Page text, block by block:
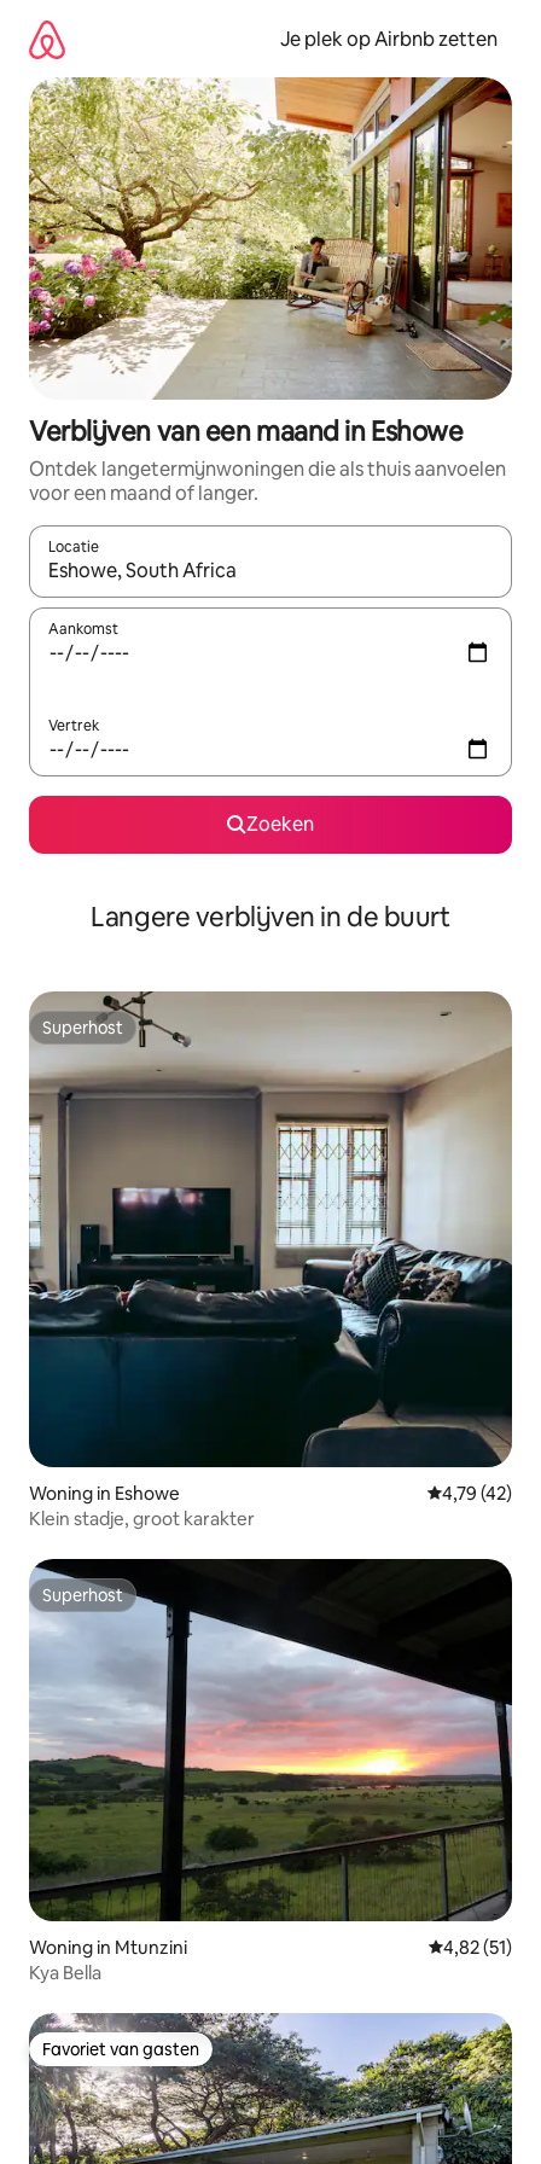
direct
naar
inhoud
Je plek op Airbnb zetten
Verblijven van een maand in Eshowe
Ontdek langetermijnwoningen die als thuis aanvoelen
voor een maand of langer.
Locatie
Wanneer er resultaten beschikbaar zijn, maak je een keuze
Aankomst
Vertrek
Zoeken
Langere verblijven in de buurt
Superhost
Superhost
Woning in Eshowe Gemiddelde
4,79 (42)
Klein stadje, groot karakter
Superhost
Superhost
Woning in Mtunzini Gemiddelde
4,82 (51)
Kya Bella
Favoriet van gasten
Favoriet van gasten